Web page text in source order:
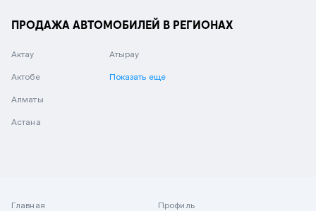
ПРОДАЖА АВТОМОБИЛЕЙ В РЕГИОНАХ
Актау
Актобе
Алматы
Астана
Атырау
Показать еще
Главная
Профиль